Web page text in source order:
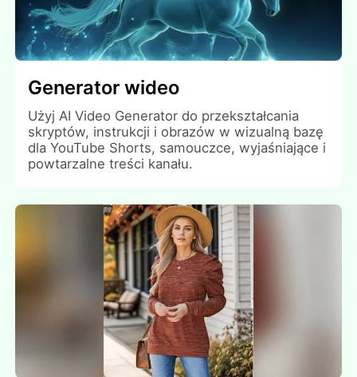
Generator wideo
Użyj AI Video Generator do przekształcania
skryptów, instrukcji i obrazów w wizualną bazę
dla YouTube Shorts, samouczce, wyjaśniające i
powtarzalne treści kanału.